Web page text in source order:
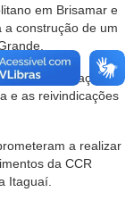
em Brisamar e
a construção de um
de alterações
e as reivindicações
a realizar
da CCR
Itaguaí.